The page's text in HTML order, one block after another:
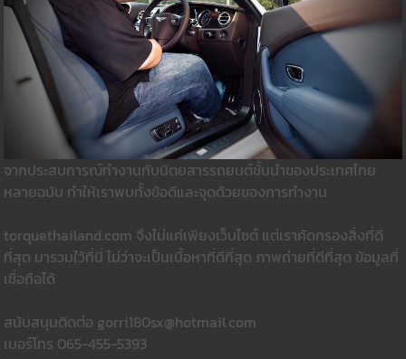
จากประสบการณ์ทำงานกับนิตยสารรถยนต์ชั้นนำของประเทศไทย
หลายฉบับ ทำให้เราพบทั้งข้อดีและจุดด้วยของการทำงาน
torquethailand.com จึงไม่แค่เพียงเว็บไซต์ แต่เราคัดกรองสิ่งที่ดี
ที่สุด มารวมใว้ที่นี่ ไม่ว่าจะเป็นเนื้อหาที่ดีที่สุด ภาพถ่ายที่ดีที่สุด ข้อมูลที่
เชื่อถือได้
สนับสนุนติดต่อ gorri180sx@hotmail.com
เบอร์โทร 065-455-5393